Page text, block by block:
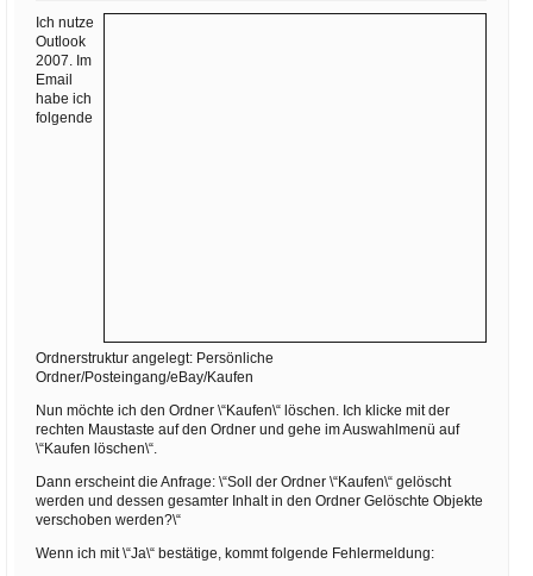
Ich nutze
Outlook
2007. Im
Email
habe ich
folgende
Ordnerstruktur angelegt: Persönliche
Ordner/Posteingang/eBay/Kaufen
Nun möchte ich den Ordner \“Kaufen\“ löschen. Ich klicke mit der
rechten Maustaste auf den Ordner und gehe im Auswahlmenü auf
\“Kaufen löschen\“.
Dann erscheint die Anfrage: \“Soll der Ordner \“Kaufen\“ gelöscht
werden und dessen gesamter Inhalt in den Ordner Gelöschte Objekte
verschoben werden?\“
Wenn ich mit \“Ja\“ bestätige, kommt folgende Fehlermeldung:
Adresse:
E-Mail
E-Mail bestätigen